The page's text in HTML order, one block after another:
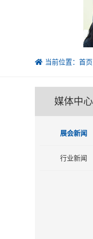
当前位置： 首页
媒体中心
展会新闻
行业新闻